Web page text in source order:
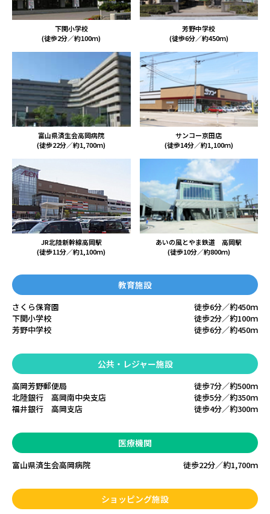
下関小学校
(徒歩2分／約100ｍ)
芳野中学校
(徒歩6分／約450ｍ)
富山県済生会高岡病院
(徒歩22分／約1,700ｍ)
サンコー京田店
(徒歩14分／約1,100ｍ)
JR北陸新幹線高岡駅
(徒歩11分／約1,100ｍ)
あいの風とやま鉄道 高岡駅
(徒歩10分／約800ｍ)
教育施設
さくら保育園
徒歩6分／約450ｍ
下関小学校
徒歩2分／約100ｍ
芳野中学校
徒歩6分／約450ｍ
公共・レジャー施設
高岡芳野郵便局
徒歩7分／約500ｍ
北陸銀行 高岡南中央支店
徒歩5分／約350ｍ
福井銀行 高岡支店
徒歩4分／約300ｍ
医療機関
富山県済生会高岡病院 徒歩22分／約1,700ｍ
ショッピング施設